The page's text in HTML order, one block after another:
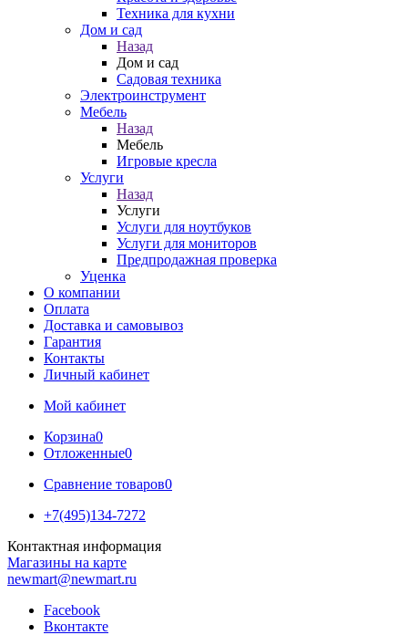
Техника для кухни
Дом и сад
Назад
Дом и сад
Садовая техника
Электроинструмент
Мебель
Назад
Мебель
Игровые кресла
Услуги
Назад
Услуги
Услуги для ноутбуков
Услуги для мониторов
Предпродажная проверка
Уценка
О компании
Оплата
Доставка и самовывоз
Гарантия
Контакты
Личный кабинет
Мой кабинет
Корзина0
Отложенные0
Сравнение товаров0
+7(495)134-7272
Контактная информация
Магазины на карте
newmart@newmart.ru
Facebook
Вконтакте